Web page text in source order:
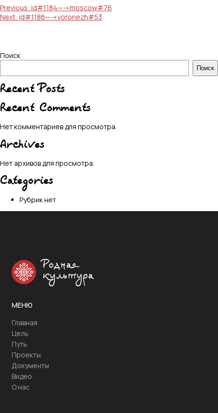
Навигация
по
Previous: id#1184—->moscow#76
Next: id#1186—->voronezh#53
Поиск
Поиск
Recent Posts
Recent Comments
Нет комментариев для просмотра.
Archives
Нет архивов для просмотра.
Categories
Рубрик нет
Родная
культура
МЕНЮ
Главная
Цель
Путь
Проекты
Документы
Видео
О нас